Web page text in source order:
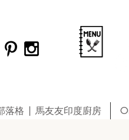
落格 | 馬友友印度廚房